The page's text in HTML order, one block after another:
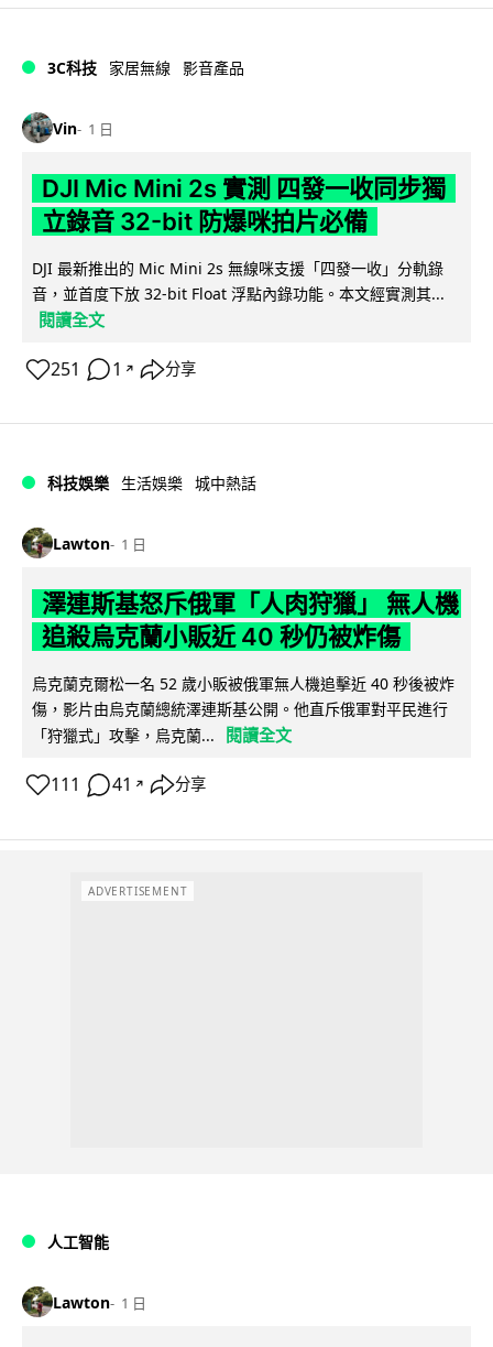
3C科技 家居無線 影音產品
Vin 1 日
DJI Mic Mini 2s 實測 四發一收同步獨
立錄音 32-bit 防爆咪拍片必備
DJI 最新推出的 Mic Mini 2s 無線咪支援「四發一收」分軌錄
音，並首度下放 32-bit Float 浮點內錄功能。本文經實測其...
閱讀全文
251 1 ↗ 分享
科技娛樂 生活娛樂 城中熱話
Lawton 1 日
澤連斯基怒斥俄軍「人肉狩獵」 無人機
追殺烏克蘭小販近 40 秒仍被炸傷
烏克蘭克爾松一名 52 歲小販被俄軍無人機追擊近 40 秒後被炸
傷，影片由烏克蘭總統澤連斯基公開。他直斥俄軍對平民進行
「狩獵式」攻擊，烏克蘭...
閱讀全文
111 41 ↗ 分享
ADVERTISEMENT
人工智能
Lawton 1 日